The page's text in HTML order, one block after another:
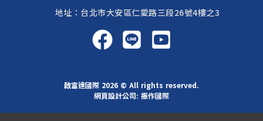
地址：台北市大安區仁愛路三段26號4樓之3
啟富達國際 2026 © All rights reserved.
網頁設計公司: 振作國際